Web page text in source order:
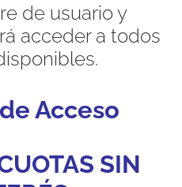
de usuario y
acceder a todos
Acceso
SIN